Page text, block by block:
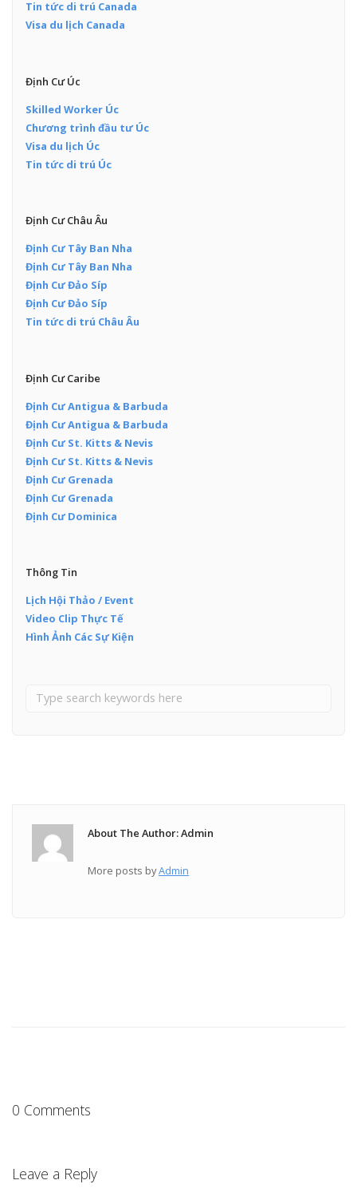
Tin tức di trú Canada
Visa du lịch Canada
Định Cư Úc
Skilled Worker Úc
Chương trình đầu tư Úc
Visa du lịch Úc
Tin tức di trú Úc
Định Cư Châu Âu
Định Cư Tây Ban Nha
Định Cư Tây Ban Nha
Định Cư Đảo Síp
Định Cư Đảo Síp
Tin tức di trú Châu Âu
Định Cư Caribe
Định Cư Antigua & Barbuda
Định Cư Antigua & Barbuda
Định Cư St. Kitts & Nevis
Định Cư St. Kitts & Nevis
Định Cư Grenada
Định Cư Grenada
Định Cư Dominica
Thông Tin
Lịch Hội Thảo / Event
Video Clip Thực Tế
Hình Ảnh Các Sự Kiện
About The Author: Admin
More posts byAdmin
0 Comments
Leave a Reply